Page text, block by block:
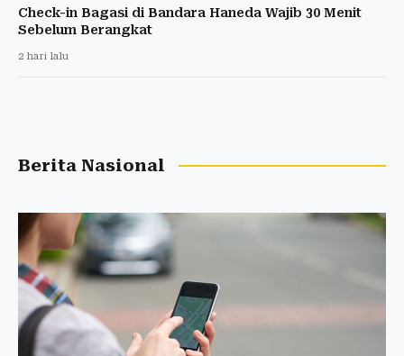
Check-in Bagasi di Bandara Haneda Wajib 30 Menit
Sebelum Berangkat
2 hari lalu
Berita Nasional